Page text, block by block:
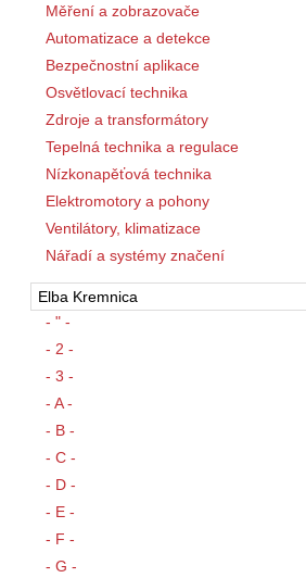
Měření a zobrazovače
Automatizace a detekce
Bezpečnostní aplikace
Osvětlovací technika
Zdroje a transformátory
Tepelná technika a regulace
Nízkonapěťová technika
Elektromotory a pohony
Ventilátory, klimatizace
Nářadí a systémy značení
- " -
- 2 -
- 3 -
- A -
- B -
- C -
- D -
- E -
- F -
- G -